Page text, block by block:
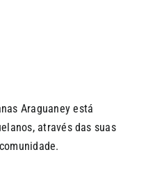
Araguaney está
através das suas